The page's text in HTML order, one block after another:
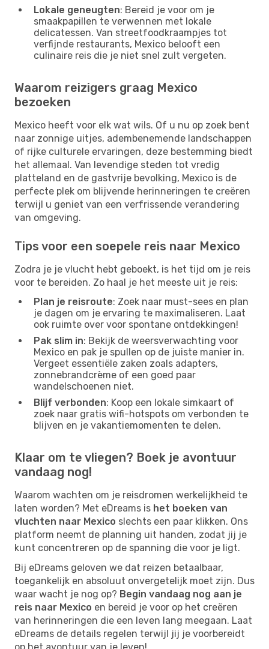
Lokale geneugten: Bereid je voor om je
smaakpapillen te verwennen met lokale
delicatessen. Van streetfoodkraampjes tot
verfijnde restaurants, Mexico belooft een
culinaire reis die je niet snel zult vergeten.
Waarom reizigers graag Mexico
bezoeken
Mexico heeft voor elk wat wils. Of u nu op zoek bent
naar zonnige uitjes, adembenemende landschappen
of rijke culturele ervaringen, deze bestemming biedt
het allemaal. Van levendige steden tot vredig
platteland en de gastvrije bevolking, Mexico is de
perfecte plek om blijvende herinneringen te creëren
terwijl u geniet van een verfrissende verandering
van omgeving.
Tips voor een soepele reis naar Mexico
Zodra je je vlucht hebt geboekt, is het tijd om je reis
voor te bereiden. Zo haal je het meeste uit je reis:
Plan je reisroute: Zoek naar must-sees en plan
je dagen om je ervaring te maximaliseren. Laat
ook ruimte over voor spontane ontdekkingen!
Pak slim in: Bekijk de weersverwachting voor
Mexico en pak je spullen op de juiste manier in.
Vergeet essentiële zaken zoals adapters,
zonnebrandcrème of een goed paar
wandelschoenen niet.
Blijf verbonden: Koop een lokale simkaart of
zoek naar gratis wifi-hotspots om verbonden te
blijven en je vakantiemomenten te delen.
Klaar om te vliegen? Boek je avontuur
vandaag nog!
Waarom wachten om je reisdromen werkelijkheid te
laten worden? Met eDreams is het boeken van
vluchten naar Mexico slechts een paar klikken. Ons
platform neemt de planning uit handen, zodat jij je
kunt concentreren op de spanning die voor je ligt.
Bij eDreams geloven we dat reizen betaalbaar,
toegankelijk en absoluut onvergetelijk moet zijn. Dus
waar wacht je nog op? Begin vandaag nog aan je
reis naar Mexico en bereid je voor op het creëren
van herinneringen die een leven lang meegaan. Laat
eDreams de details regelen terwijl jij je voorbereidt